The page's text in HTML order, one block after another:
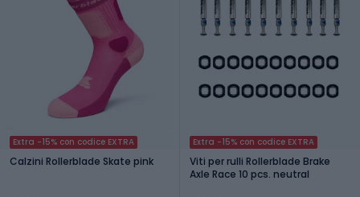
Extra -15% con codice EXTRA
Calzini Rollerblade Skate pink
Extra -15% con codice EXTRA
Viti per rulli Rollerblade Brake
Axle Race 10 pcs. neutral